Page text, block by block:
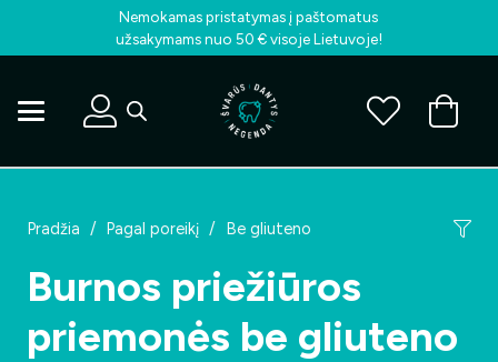
Nemokamas pristatymas į paštomatus
užsakymams nuo 50 € visoje Lietuvoje!
Pradžia / Pagal poreikį / Be gliuteno
Burnos priežiūros
priemonės be gliuteno